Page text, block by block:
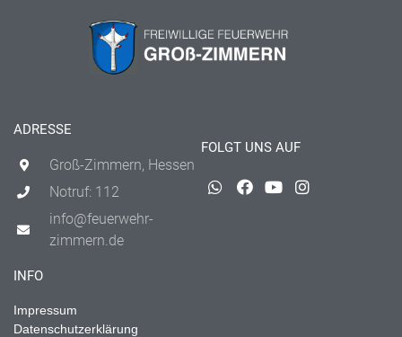
ADRESSE
Groß-Zimmern, Hessen
Notruf: 112
info@feuerwehr-
zimmern.de
FOLGT UNS AUF
INFO
Impressum
Datenschutzerklärung